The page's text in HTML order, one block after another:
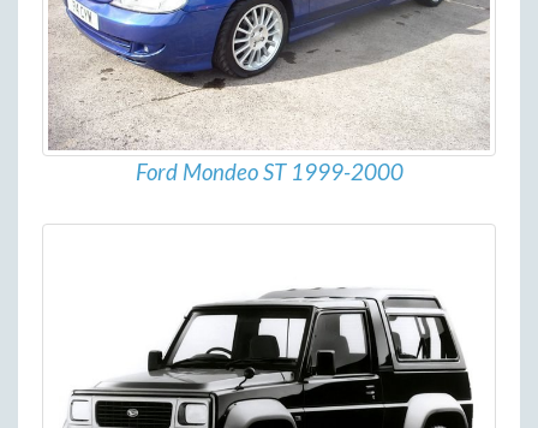
Ford Mondeo ST 1999-2000